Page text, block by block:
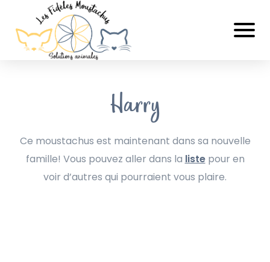
Harry
Ce moustachus est maintenant dans sa nouvelle
famille! Vous pouvez aller dans la listepour en
voir d’autres qui pourraient vous plaire.